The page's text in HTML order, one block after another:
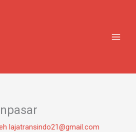
lajatransindo21@gmail.com